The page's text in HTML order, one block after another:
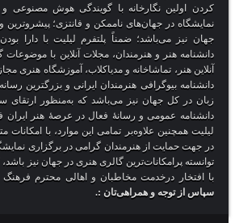
کردن اولین نگارخانه با گویندگی هوش مصنوعی و
نمایشگاه در جهان‌های ناممکن و فانتزی؛ پیشروترین
جهان نیز می‌باشد؛ ضمناً پلتفرم لیلیت با دارا
دانشنامه هنر و هنرمندان، مجلات آنلاین با
آنلاین هنر، تماشاخانه و مدیاکلاب، آموزشگاه هنری
دانشنامه بیوگرافی هنرمندان ایرانی و بزرگترین
زبان در کل جهان نیز می‌باشد که به‌منظور ارتقای
دانشنامه عمومی و رسانهٔ فعال در عرصهٔ هنر ایران
لیلیت همچنین علاوه‌بر تمامی این موارد، با امکانات
در جهت حمایت از هنرمندان گرامی در برگزاری
توانسته پرامکانات‌ترین گالری هنری در جهان نیز باشد،
با افتخار درخدمت مخاطبان و اهالی محترم
سپاس از توجه و همراهی‌تان :.